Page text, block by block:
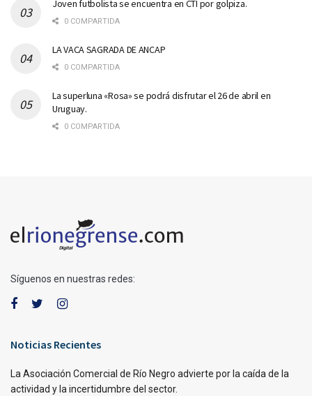
Joven futbolista se encuentra en CTI por golpiza.
0 COMPARTIDA
LA VACA SAGRADA DE ANCAP
0 COMPARTIDA
La superluna «Rosa» se podrá disfrutar el 26 de abril en
Uruguay.
0 COMPARTIDA
Síguenos en nuestras redes:
Noticias Recientes
La Asociación Comercial de Río Negro advierte por la caída de la
actividad y la incertidumbre del sector.